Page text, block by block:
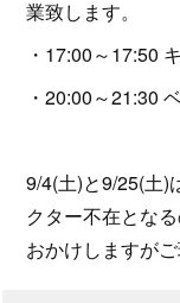
業致します。
・17:00～17:50
・20:00～21:30
9/4(土)と9/25(土)
クター不在とな
おかけしますがご